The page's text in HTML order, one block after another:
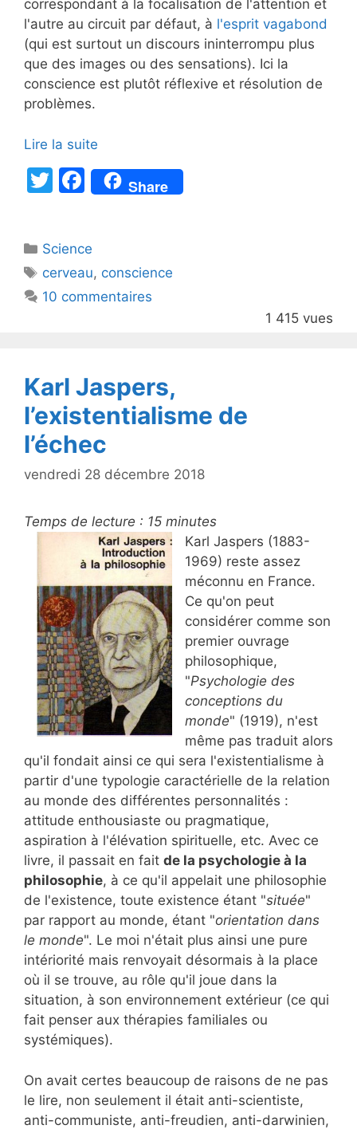
correspondant à la focalisation de l'attention et
l'autre au circuit par défaut, à l'esprit vagabond
(qui est surtout un discours ininterrompu plus
que des images ou des sensations). Ici la
conscience est plutôt réflexive et résolution de
problèmes.
Lire la suite
T
er
F
a
e
b
o
Share
Catégories
Science
Étiquettes
cerveau, conscience
10 commentaires
1 415 vues
Karl Jaspers,
l’existentialisme de
l’échec
vendredi 28 décembre 2018
Temps de lecture : 15 minutes
Karl Jaspers (1883-
1969) reste assez
méconnu en France.
Ce qu'on peut
considérer comme son
premier ouvrage
philosophique,
"Psychologie des
conceptions du
monde" (1919), n'est
même pas traduit alors
qu'il fondait ainsi ce qui sera l'existentialisme à
partir d'une typologie caractérielle de la relation
au monde des différentes personnalités :
attitude enthousiaste ou pragmatique,
aspiration à l'élévation spirituelle, etc. Avec ce
livre, il passait en fait de la psychologie à la
philosophie, à ce qu'il appelait une philosophie
de l'existence, toute existence étant "située"
par rapport au monde, étant "orientation dans
le monde". Le moi n'était plus ainsi une pure
intériorité mais renvoyait désormais à la place
où il se trouve, au rôle qu'il joue dans la
situation, à son environnement extérieur (ce qui
fait penser aux thérapies familiales ou
systémiques).
On avait certes beaucoup de raisons de ne pas
le lire, non seulement il était anti-scientiste,
anti-communiste, anti-freudien, anti-darwinien,